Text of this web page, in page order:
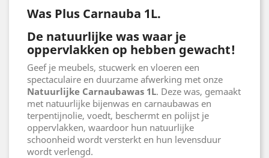
Was Plus Carnauba 1L.
De natuurlijke was waar je
oppervlakken op hebben gewacht!
Geef je meubels, stucwerk en vloeren een
spectaculaire en duurzame afwerking met onze
Natuurlijke Carnaubawas 1L. Deze was, gemaakt
met natuurlijke bijenwas en carnaubawas en
terpentijnolie, voedt, beschermt en polijst je
oppervlakken, waardoor hun natuurlijke
schoonheid wordt versterkt en hun levensduur
wordt verlengd.